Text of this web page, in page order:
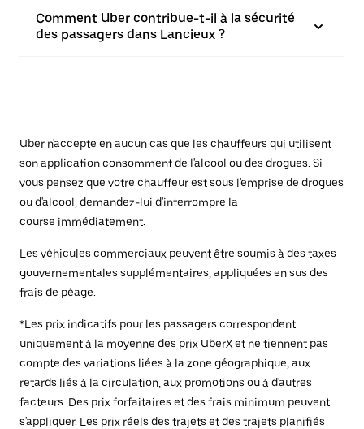
Comment Uber contribue-t-il à la sécurité
des passagers dans Lancieux ?
Uber n'accepte en aucun cas que les chauffeurs qui utilisent
son application consomment de l'alcool ou des drogues. Si
vous pensez que votre chauffeur est sous l'emprise de drogues
ou d'alcool, demandez-lui d'interrompre la
course immédiatement.
Les véhicules commerciaux peuvent être soumis à des taxes
gouvernementales supplémentaires, appliquées en sus des
frais de péage.
*Les prix indicatifs pour les passagers correspondent
uniquement à la moyenne des prix UberX et ne tiennent pas
compte des variations liées à la zone géographique, aux
retards liés à la circulation, aux promotions ou à d'autres
facteurs. Des prix forfaitaires et des frais minimum peuvent
s'appliquer. Les prix réels des trajets et des trajets planifiés